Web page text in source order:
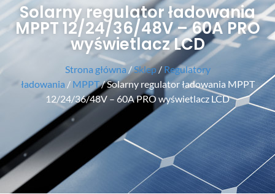
Solarny regulator ładowania
MPPT 12/24/36/48V – 60A PRO
wyświetlacz LCD
Strona główna/Sklep/ Regulatory
ładowania / MPPT/ Solarny regulator ładowania MPPT
12/24/36/48V – 60A PRO wyświetlacz LCD